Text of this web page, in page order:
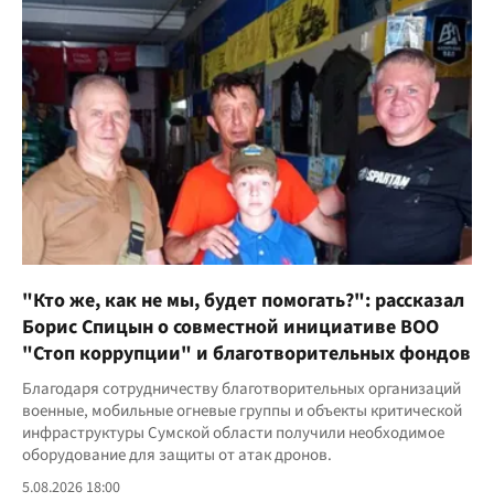
"Кто же, как не мы, будет помогать?": рассказал
Борис Спицын о совместной инициативе ВОО
"Стоп коррупции" и благотворительных фондов
Благодаря сотрудничеству благотворительных организаций
военные, мобильные огневые группы и объекты критической
инфраструктуры Сумской области получили необходимое
оборудование для защиты от атак дронов.
5.08.2026 18:00